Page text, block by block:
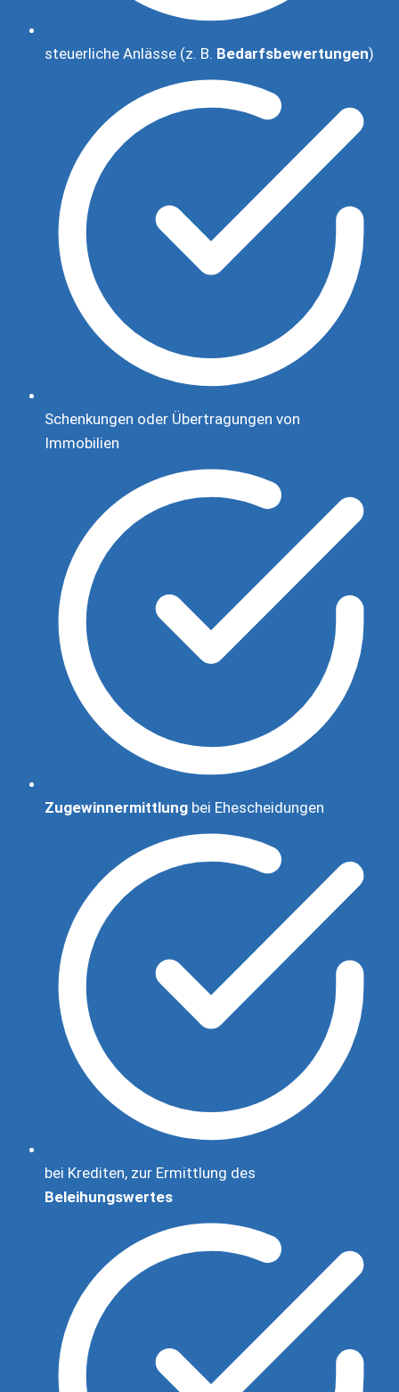
steuerliche Anlässe (z. B. Bedarfsbewertungen)
Schenkungen oder Übertragungen von
Immobilien
Zugewinnermittlungbei Ehescheidungen
bei Krediten, zur Ermittlung des
Beleihungswertes